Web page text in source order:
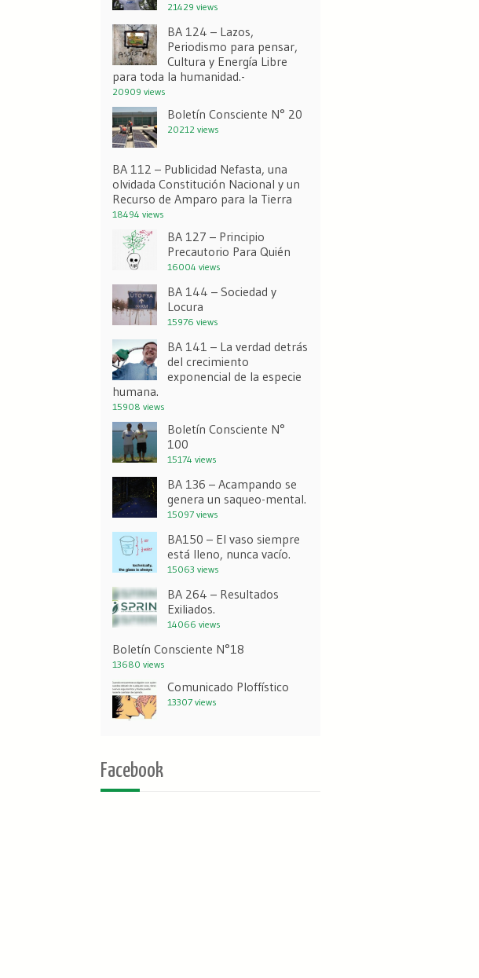
21429 views
BA 124 – Lazos,
Periodismo para pensar,
Cultura y Energía Libre
para toda la humanidad.-
20909 views
Boletín Consciente N° 20
20212 views
BA 112 – Publicidad Nefasta, una
olvidada Constitución Nacional y un
Recurso de Amparo para la Tierra
18494 views
BA 127 – Principio
Precautorio Para Quién
16004 views
BA 144 – Sociedad y
Locura
15976 views
BA 141 – La verdad detrás
del crecimiento
exponencial de la especie
humana.
15908 views
Boletín Consciente N°
100
15174 views
BA 136 – Acampando se
genera un saqueo-mental.
15097 views
BA150 – El vaso siempre
está lleno, nunca vacío.
15063 views
BA 264 – Resultados
Exiliados.
14066 views
Boletín Consciente N°18
13680 views
Comunicado Ploffístico
13307 views
Facebook